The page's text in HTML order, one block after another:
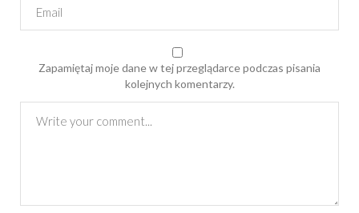
Zapamiętaj moje dane w tej przeglądarce podczas pisania
kolejnych komentarzy.